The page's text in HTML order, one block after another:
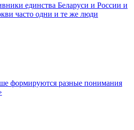
единства Беларуси и России и
часто одни и те же люди
формируются разные понимания